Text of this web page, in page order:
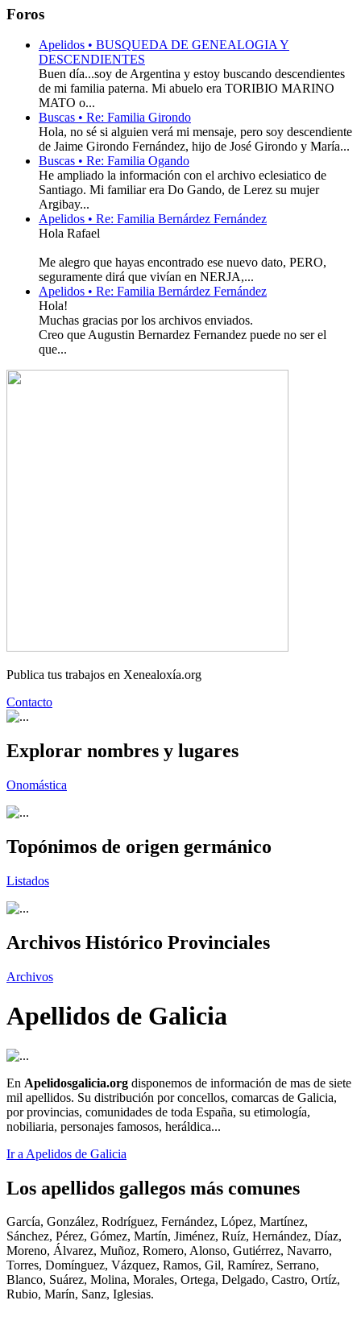
Foros
Apelidos • BUSQUEDA DE GENEALOGIA Y
DESCENDIENTES
Buen día...soy de Argentina y estoy buscando descendientes
de mi familia paterna. Mi abuelo era TORIBIO MARINO
MATO o...
Buscas • Re: Familia Girondo
Hola, no sé si alguien verá mi mensaje, pero soy descendiente
de Jaime Girondo Fernández, hijo de José Girondo y María...
Buscas • Re: Familia Ogando
He ampliado la información con el archivo eclesiatico de
Santiago. Mi familiar era Do Gando, de Lerez su mujer
Argibay...
Apelidos • Re: Familia Bernárdez Fernández
Hola Rafael
Me alegro que hayas encontrado ese nuevo dato, PERO,
seguramente dirá que vivían en NERJA,...
Apelidos • Re: Familia Bernárdez Fernández
Hola!
Muchas gracias por los archivos enviados.
Creo que Augustin Bernardez Fernandez puede no ser el
que...
Publica tus trabajos en Xenealoxía.org
Contacto
Explorar nombres y lugares
Onomástica
Topónimos de origen germánico
Listados
Archivos Histórico Provinciales
Archivos
Apellidos de Galicia
En Apelidosgalicia.org disponemos de información de mas de siete
mil apellidos. Su distribución por concellos, comarcas de Galicia,
por provincias, comunidades de toda España, su etimología,
nobiliaria, personajes famosos, heráldica...
Ir a Apelidos de Galicia
Los apellidos gallegos más comunes
García, González, Rodríguez, Fernández, López, Martínez,
Sánchez, Pérez, Gómez, Martín, Jiménez, Ruíz, Hernández, Díaz,
Moreno, Álvarez, Muñoz, Romero, Alonso, Gutiérrez, Navarro,
Torres, Domínguez, Vázquez, Ramos, Gil, Ramírez, Serrano,
Blanco, Suárez, Molina, Morales, Ortega, Delgado, Castro, Ortíz,
Rubio, Marín, Sanz, Iglesias.